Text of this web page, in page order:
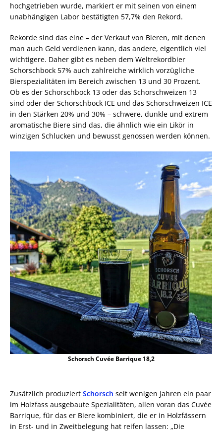
hochgetrieben wurde, markiert er mit seinen von einem
unabhängigen Labor bestätigten 57,7% den Rekord.
Rekorde sind das eine – der Verkauf von Bieren, mit denen
man auch Geld verdienen kann, das andere, eigentlich viel
wichtigere. Daher gibt es neben dem Weltrekordbier
Schorschbock 57% auch zahlreiche wirklich vorzügliche
Bierspezialitäten im Bereich zwischen 13 und 30 Prozent.
Ob es der Schorschbock 13 oder das Schorschweizen 13
sind oder der Schorschbock ICE und das Schorschweizen ICE
in den Stärken 20% und 30% – schwere, dunkle und extrem
aromatische Biere sind das, die ähnlich wie ein Likör in
winzigen Schlucken und bewusst genossen werden können.
Schorsch Cuvée Barrique 18,2
Zusätzlich produziert Schorsch seit wenigen Jahren ein paar
im Holzfass ausgebaute Spezialitäten, allen voran das Cuvée
Barrique, für das er Biere kombiniert, die er in Holzfässern
in Erst- und in Zweitbelegung hat reifen lassen: „Die